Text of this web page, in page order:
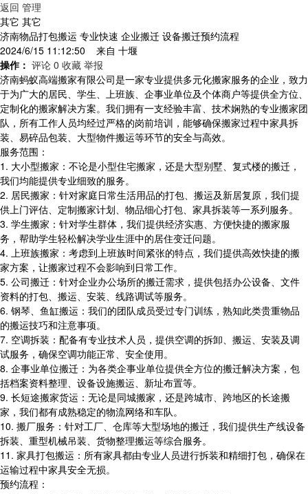
返回 管理
其它 其它
济南物品打包搬运 专业快速 企业搬迁 设备搬迁预约流程
2024/6/15 11:12:50 来自 十堰
操作： 评论 0 收藏 举报
济南蚂蚁高端搬家有限公司是一家专业提供多元化搬家服务的企业，致力
于为广大的居民、学生、上班族、企事业单位及个体商户等提供全方位、
定制化的搬家解决方案。我们拥有一支经验丰富、技术娴熟的专业搬家团
队，所有工作人员均经过严格的岗前培训，能够确保搬家过程中家具拆
装、易碎品包装、大型物件搬运等环节的安全与高效。
服务范围：
1. 大小型搬家：不论是小型住宅搬家，还是大型别墅、复式楼的搬迁，
我们均能提供专业细致的服务。
2. 居民搬家：针对家庭日常生活用品的打包、搬运及新居复原，我们提
供上门评估、定制搬家计划、物品细心打包、家具拆装等一系列服务。
3. 学生搬家：针对学生群体，我们提供经济实惠、方便快捷的搬家服
务，帮助学生轻松解决学业生涯中的居住变迁问题。
4. 上班族搬家：考虑到上班族时间紧张的特点，我们提供高效快捷的搬
家方案，让搬家过程不会影响到日常工作。
5. 公司搬迁：针对企业办公场所的搬迁需求，提供包括办公设备、文件
资料的打包、搬运、安装、线路调试等服务。
6. 钢琴、鱼缸搬运：我们的团队成员受过专门训练，熟知此类贵重物品
的搬运技巧和注意事项。
7. 空调拆装：配备有专业技术人员，提供空调的拆卸、搬运、安装及调
试服务，确保空调功能正常、安全使用。
8. 企事业单位搬迁：为各类企事业单位提供全方位的搬迁解决方案，包
括档案资料整理、设备设施搬运、新址布置等。
9. 长短途搬家货运：无论是同城搬家，还是跨城市、跨地区的长途搬
家，我们都有成熟稳定的物流网络和车队。
10. 搬厂服务：针对工厂、仓库等大型场地的搬迁，我们提供生产线设备
拆装、重型机械吊装、货物整理搬运等综合服务。
11. 家具打包搬运：所有家具都由专业人员进行拆装和精细打包，确保在
运输过程中家具安全无损。
预约流程：